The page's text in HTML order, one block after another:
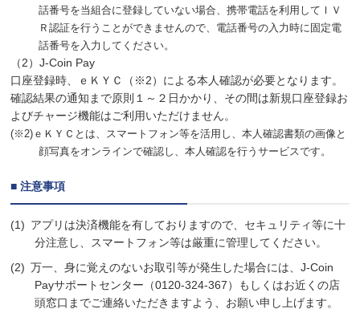
話番号を当組合に登録していない場合、携帯電話を利用してＩＶ
Ｒ認証を行うことができませんので、電話番号の入力時に固定電
話番号を入力してください。
（2）J-Coin Pay
口座登録時、ｅＫＹＣ（※2）による本人確認が必要となります。
確認結果の通知まで原則１～２日かかり、その間は新規口座登録お
よびチャージ機能はご利用いただけません。
(※2)ｅＫＹＣとは、スマートフォン等を活用し、本人確認書類の画像と
顔写真をオンラインで確認し、本人確認を行うサービスです。
■ 注意事項
アプリは決済機能を有しておりますので、セキュリティ等に十
分注意し、スマートフォン等は厳重に管理してください。
万一、身に覚えのないお取引等が発生した場合には、J-Coin
Payサポートセンター（0120-324-367）もしくはお近くの店
頭窓口までご連絡いただきますよう、お願い申し上げます。